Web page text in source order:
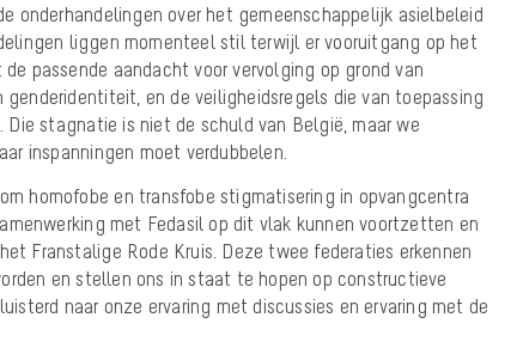
onderhandelingen over het gemeenschappelijk asielbeleid
liggen momenteel stil terwijl er vooruitgang op het
passende aandacht voor vervolging op grond van
genderidentiteit, en de veiligheidsregels die van toepassing
Die stagnatie is niet de schuld van België, maar we
inspanningen moet verdubbelen.
homofobe en transfobe stigmatisering in opvangcentra
met Fedasil op dit vlak kunnen voortzetten en
Franstalige Rode Kruis. Deze twee federaties erkennen
en stellen ons in staat te hopen op constructieve
naar onze ervaring met discussies en ervaring met de